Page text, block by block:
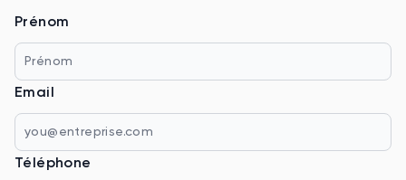
Prénom
Email
Téléphone